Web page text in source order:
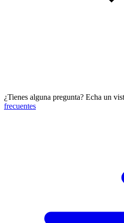
¿Tienes alguna pregunta? Echa un
frecuentes